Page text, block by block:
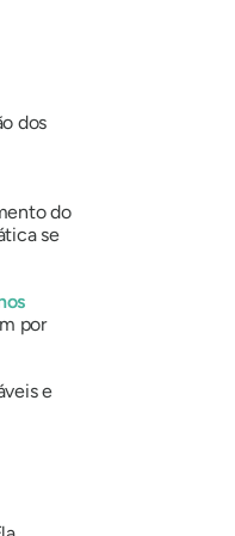
dos
do
se
por
​​e